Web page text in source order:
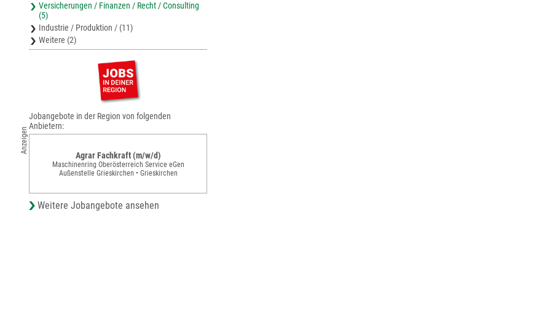
Versicherungen / Finanzen / Recht / Consulting
(5)
Industrie / Produktion / (11)
Weitere (2)
Anzeigen
Jobangebote in der Region von folgenden
Anbietern:
Agrar Fachkraft (m/w/d)
Maschinenring Oberösterreich Service eGen
Außenstelle Grieskirchen • Grieskirchen
Weitere Jobangebote ansehen